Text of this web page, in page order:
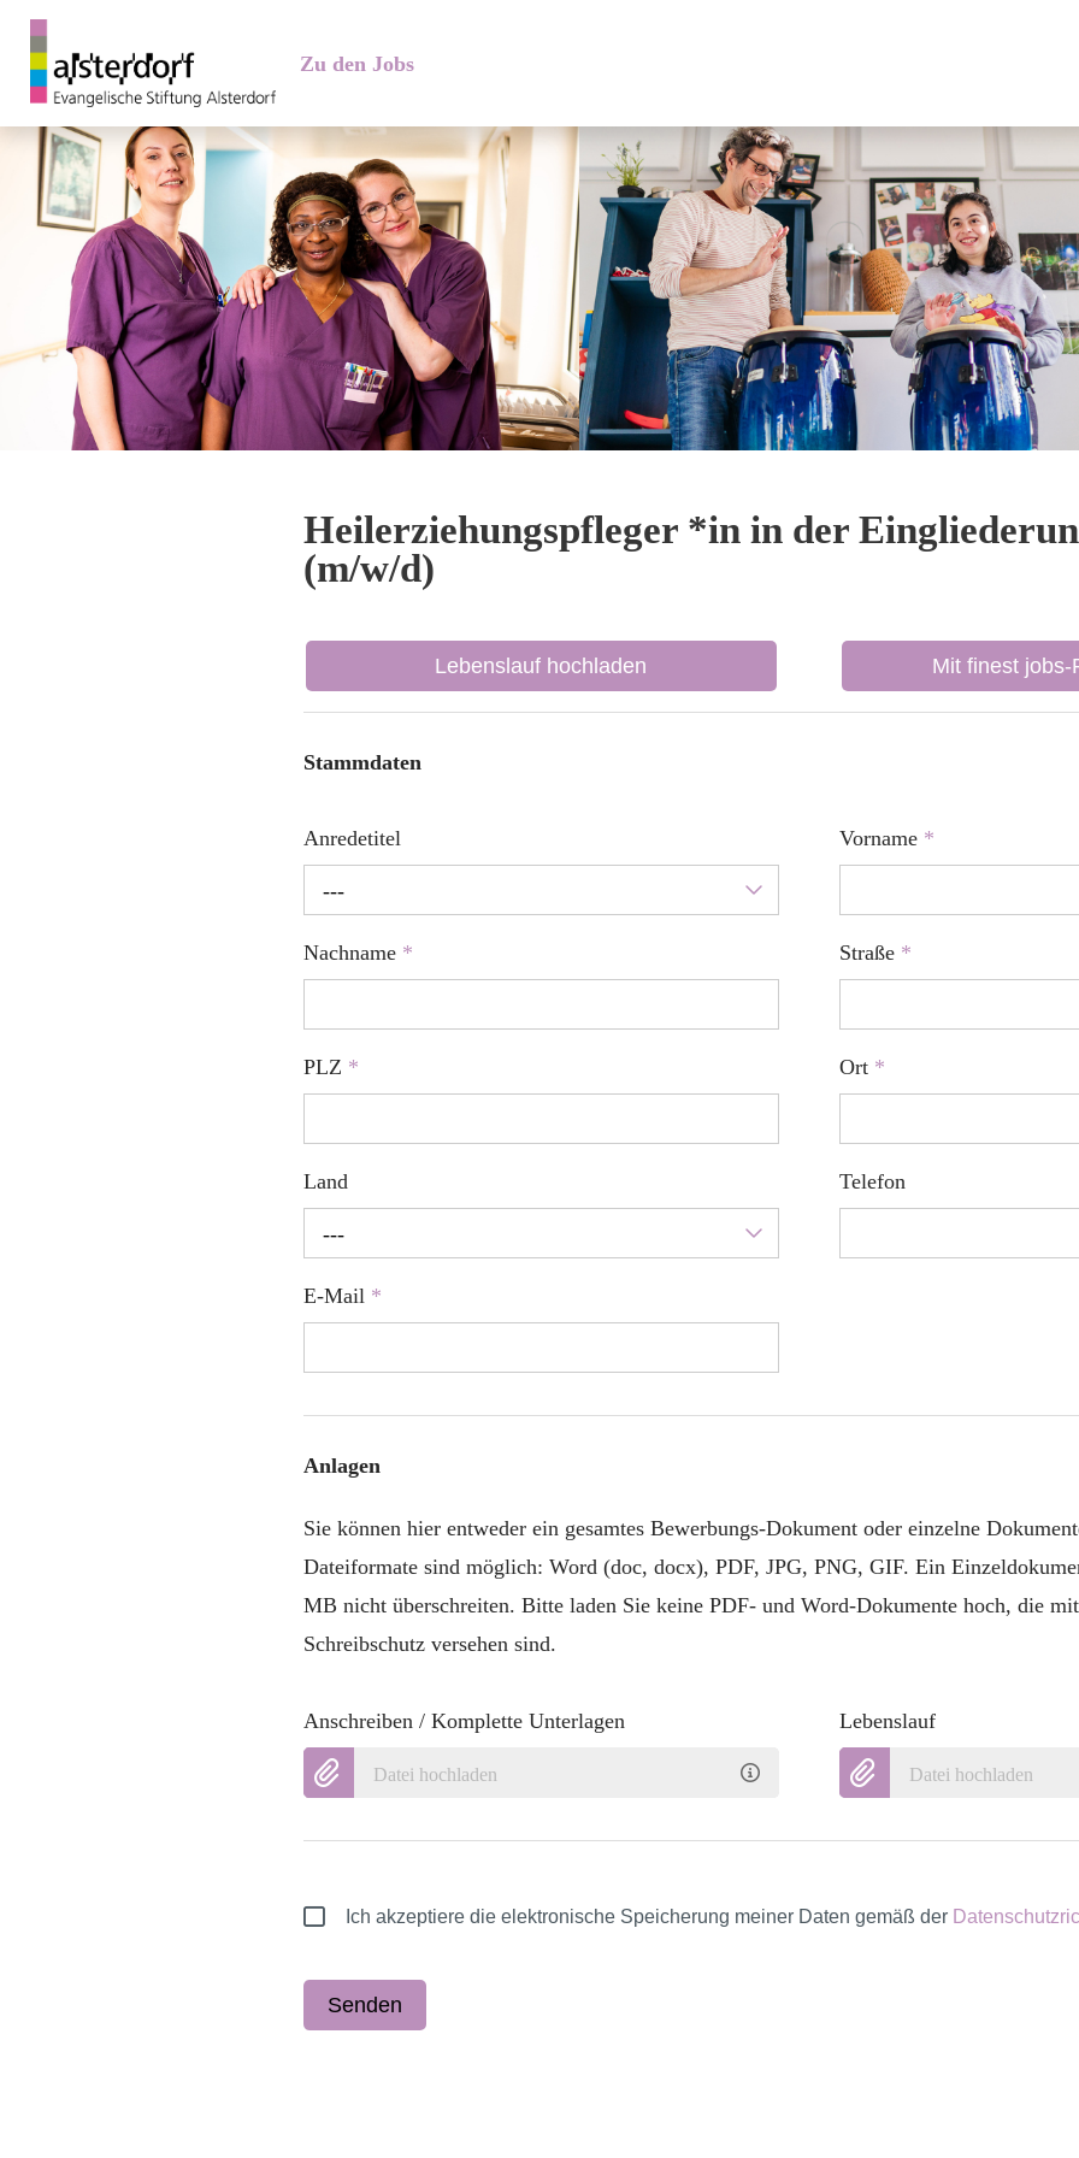
Zu den Jobs
Heilerziehungspfleger *in in der
(m/w/d)
Lebenslauf hochladen Mit finest jobs-
Stammdaten
Anredetitel
---
Vorname *
Nachname * Straße *
PLZ * Ort *
Land
---
Telefon
E-Mail *
Anlagen
Sie können hier entweder ein gesamtes Bewerbungs-Dokument oder einzelne
Dateiformate sind möglich: Word (doc, docx), PDF, JPG, PNG, GIF. Ein
MB nicht überschreiten. Bitte laden Sie keine PDF- und Word-Dokumente hoch, die
Schreibschutz versehen sind.
Anschreiben / Komplette Unterlagen
Datei hochladen
Lebenslauf
Datei hochladen
Ich akzeptiere die elektronische Speicherung meiner Daten gemäß der
Senden